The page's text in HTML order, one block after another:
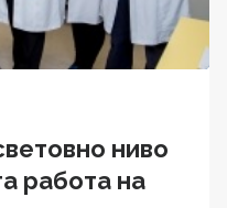
ниво
работа на